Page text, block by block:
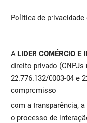
Política de privacidade
A LIDER COMÉRCIO E
direito privado (CNPJs
22.776.132/0003-04 e
compromisso
com a transparência,
o processo de